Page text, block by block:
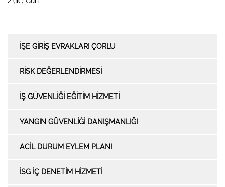
İŞE GİRİŞ EVRAKLARI ÇORLU
RİSK DEĞERLENDİRMESİ
İŞ GÜVENLİĞİ EĞİTİM HİZMETİ
YANGIN GÜVENLİĞİ DANIŞMANLIĞI
ACİL DURUM EYLEM PLANI
İSG İÇ DENETİM HİZMETİ